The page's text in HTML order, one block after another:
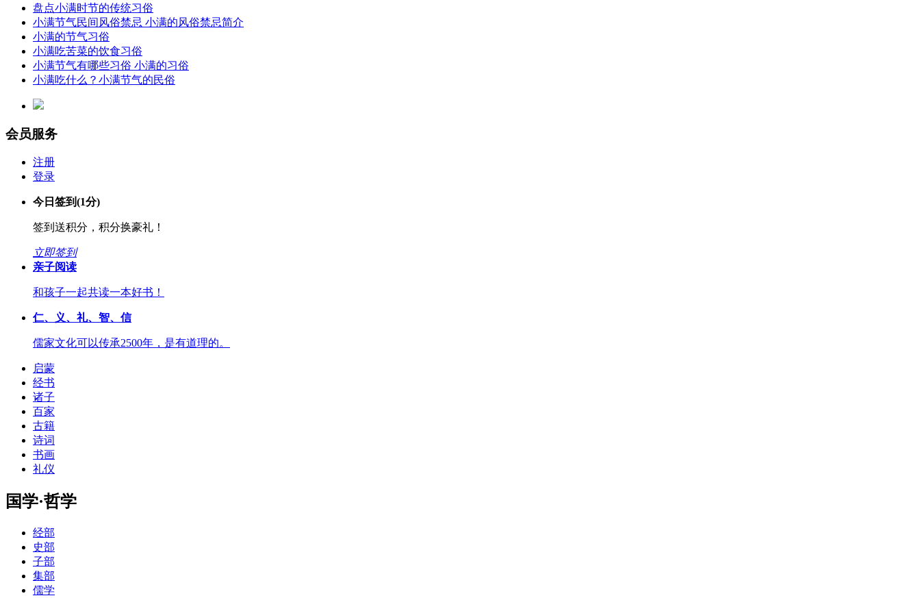
盘点小满时节的传统习俗
小满节气民间风俗禁忌 小满的风俗禁忌简介
小满的节气习俗
小满吃苦菜的饮食习俗
小满节气有哪些习俗 小满的习俗
小满吃什么？小满节气的民俗
会员服务
注册
登录
今日签到(1分)
签到送积分，积分换豪礼！
立即签到
亲子阅读
和孩子一起共读一本好书！
仁、义、礼、智、信
儒家文化可以传承2500年，是有道理的。
启蒙
经书
诸子
百家
古籍
诗词
书画
礼仪
国学·哲学
经部
史部
子部
集部
儒学